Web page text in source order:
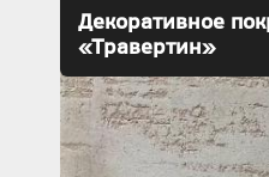
Декоративное
«Травертин»